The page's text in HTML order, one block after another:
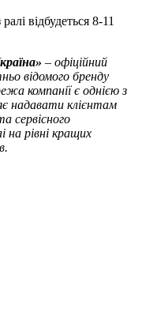
відбудеться 8-11
– офіційний
відомого бренду
компанії є однією з
надавати клієнтам
сервісного
на рівні кращих